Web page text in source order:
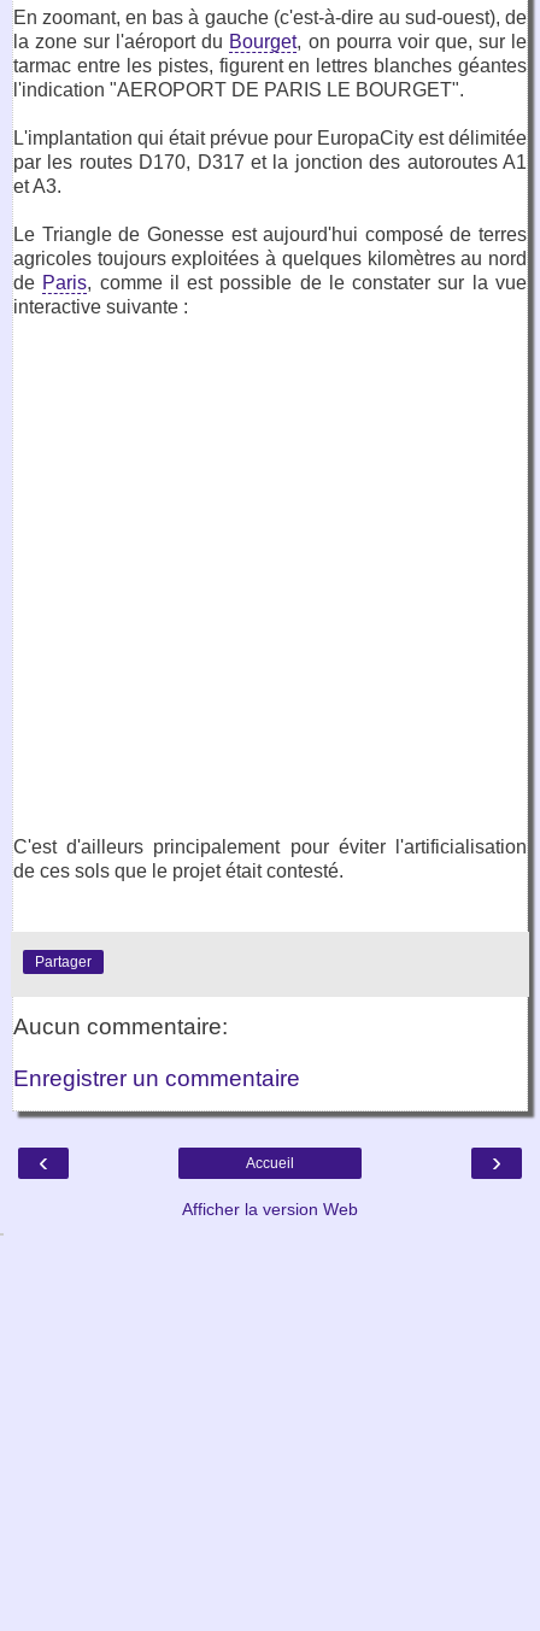
En zoomant, en bas à gauche (c'est-à-dire au sud-ouest), de
la zone sur l'aéroport du Bourget, on pourra voir que, sur le
tarmac entre les pistes, figurent en lettres blanches géantes
l'indication "AEROPORT DE PARIS LE BOURGET".
L'implantation qui était prévue pour EuropaCity est délimitée
par les routes D170, D317 et la jonction des autoroutes A1
et A3.
Le Triangle de Gonesse est aujourd'hui composé de terres
agricoles toujours exploitées à quelques kilomètres au nord
de Paris, comme il est possible de le constater sur la vue
interactive suivante :
C'est d'ailleurs principalement pour éviter l'artificialisation
de ces sols que le projet était contesté.
Partager
Aucun commentaire:
Enregistrer un commentaire
‹ ›
Accueil
Afficher la version Web